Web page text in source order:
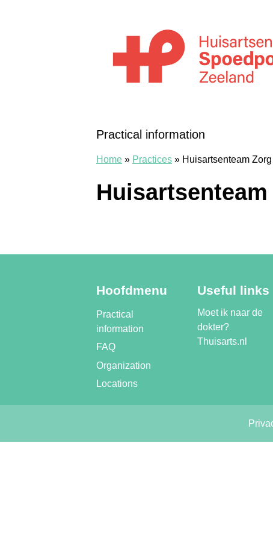
Practical information
Home » Practices » Huisartsenteam
Hoofdmenu
Practical
information
FAQ
Organization
Locations
Useful links
Moet ik naar de
dokter?
Thuisarts.nl